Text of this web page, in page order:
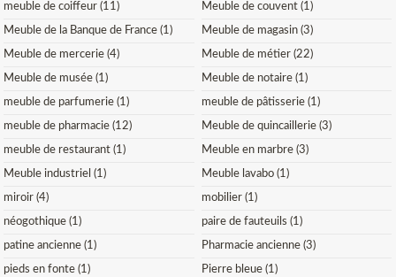
meuble de coiffeur (11) Meuble de couvent (1)
Meuble de la Banque de France (1) Meuble de magasin (3)
Meuble de mercerie (4) Meuble de métier (22)
Meuble de musée (1) Meuble de notaire (1)
meuble de parfumerie (1) meuble de pâtisserie (1)
meuble de pharmacie (12) Meuble de quincaillerie (3)
meuble de restaurant (1) Meuble en marbre (3)
Meuble industriel (1) Meuble lavabo (1)
miroir (4) mobilier (1)
néogothique (1) paire de fauteuils (1)
patine ancienne (1) Pharmacie ancienne (3)
pieds en fonte (1) Pierre bleue (1)